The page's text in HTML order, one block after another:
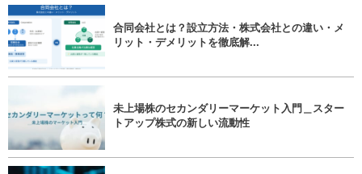
合同会社とは？設立方法・株式会社との違い・メ
リット・デメリットを徹底解...
未上場株のセカンダリーマーケット入門＿スター
トアップ株式の新しい流動性